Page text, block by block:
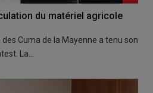
du matériel agricole
Cuma de la Mayenne a tenu son
La…